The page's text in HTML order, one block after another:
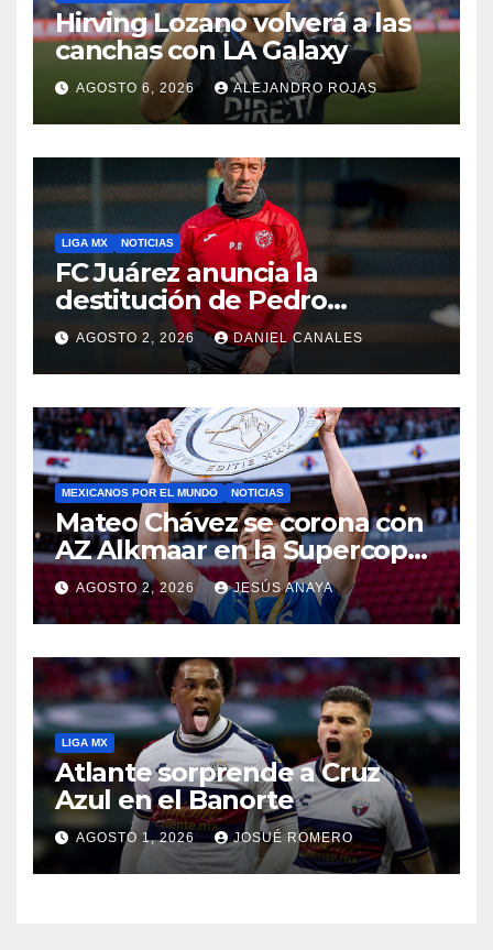
Hirving Lozano volverá a las
canchas con LA Galaxy
AGOSTO 6, 2026 ALEJANDRO ROJAS
LIGA MX NOTICIAS
FC Juárez anuncia la
destitución de Pedro
Caixinha
AGOSTO 2, 2026 DANIEL CANALES
MEXICANOS POR EL MUNDO NOTICIAS
Mateo Chávez se corona con
AZ Alkmaar en la Supercopa
de Países Bajos
AGOSTO 2, 2026 JESÚS ANAYA
LIGA MX
Atlante sorprende a Cruz
Azul en el Banorte
AGOSTO 1, 2026 JOSUÉ ROMERO